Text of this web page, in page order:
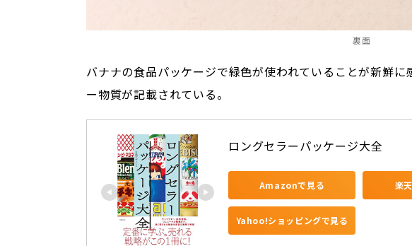
裏面
バナナの食品パッケージで緑色が使われていることが新鮮
ー物質が記載されている。
ロングセラーパッケージ大全
Amazonで見る 楽
Yahoo!ショッピングで見る